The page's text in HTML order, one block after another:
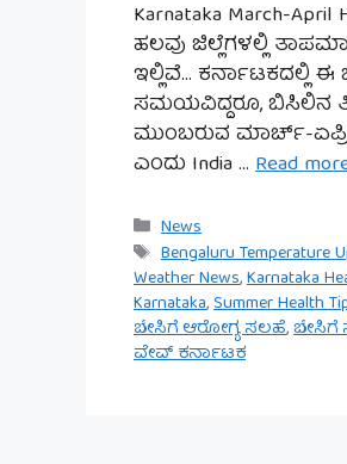
Karnataka March-
ಹಲವು ಜಿಲ್ಲೆಗಳಲ್ಲಿ
ಇಲ್ಲಿವೆ… ಕರ್ನಾಟಕದಲ್ಲಿ ಈ
ಸಮಯವಿದ್ದರೂ, ಬಿಸಿಲಿನ
ಮುಂಬರುವ ಮಾರ್ಚ್-
ಎಂದು India … Read
Categories
News
Tags
Bengaluru Temperature
Weather News,Karnataka
Karnataka,Summer Health
ಬೇಸಿಗೆ ಆರೋಗ್ಯ ಸಲಹೆ,ಬೇಸಿಗೆ
ವೇವ್ ಕರ್ನಾಟಕ